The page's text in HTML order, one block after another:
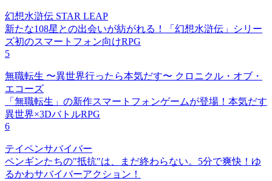
幻想水滸伝 STAR LEAP
新たな108星との出会いが紡がれる！「幻想水滸伝」シリー
ズ初のスマートフォン向けRPG
5
無職転生 〜異世界行ったら本気だす〜 クロニクル・オブ・
エコーズ
「無職転生」の新作スマートフォンゲームが登場！本気だす
異世界×3DバトルRPG
6
テイペンサバイバー
ペンギンたちの"抵抗"は、まだ終わらない。5分で爽快！ゆ
るかわサバイバーアクション！